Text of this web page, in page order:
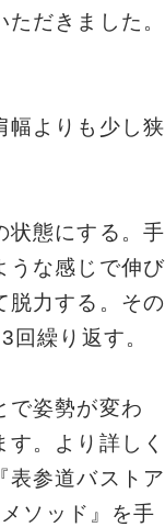
だきました。
幅よりも少し狭
状態にする。手
うな感じで伸び
脱力する。その
回繰り返す。
で姿勢が変わ
。より詳しく
表参道バストア
ソッド』を手